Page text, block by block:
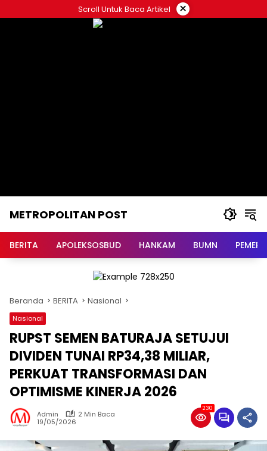
ke
Scroll Untuk Baca Artikel ×
METROPOLITAN POST
BERITA APOLEKSOSBUD HANKAM BUMN
Beranda BERITA Nasional
Nasional
RUPST SEMEN BATURAJA SETUJUI
DIVIDEN TUNAI RP34,38 MILIAR,
PERKUAT TRANSFORMASI DAN
OPTIMISME KINERJA 2026
Admin
2 Min Baca
19/05/2026
230